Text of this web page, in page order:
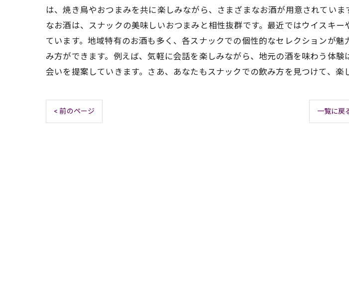
は、焼き鳥やおつまみを共に楽しみながら、さまざまなお酒が用意されてい
なお酒は、スナックの美味しいおつまみと相性抜群です。最近ではウイスキ
ています。地域特有のお酒も多く、各スナックでの個性的なセレクションが
み方ができます。例えば、気軽に会話を楽しみながら、地元の酒を味わう体
会いを提案していきます。さあ、あなたもスナックでの飲み方を見つけて、楽
< 前のページ 一覧に戻